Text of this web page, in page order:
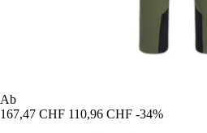
Ab
167,47 CHF 110,96 CHF -34%